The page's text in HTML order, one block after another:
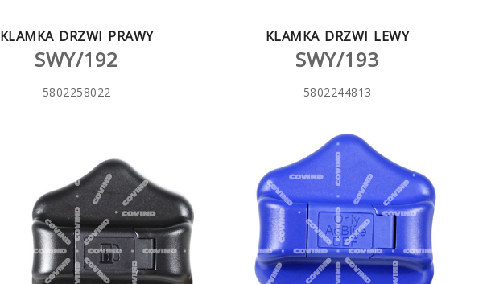
KLAMKA DRZWI PRAWY
SWY/192
5802258022
KLAMKA DRZWI LEWY
SWY/193
5802244813